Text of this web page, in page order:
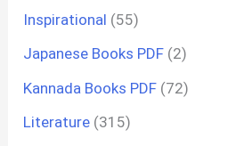
Inspirational (55)
Japanese Books PDF (2)
Kannada Books PDF (72)
Literature (315)